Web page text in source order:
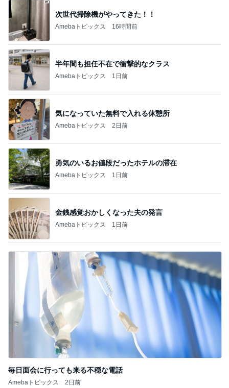
次世代掃除機がやってきた！！
Amebaトピックス 16時間前
半年間も担任不在で衝撃的なクラス
Amebaトピックス 1日前
気になっていた無料で入れる休憩所
Amebaトピックス 2日前
勇気のいるお値段だったホテルの滞在
Amebaトピックス 1日前
金銭感覚おかしくなった夫の発言
Amebaトピックス 1日前
毎日面会に行っても来る不穏な電話
Amebaトピックス 2日前